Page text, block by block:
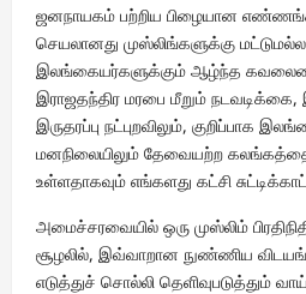
ஜனநாயகம் பற்றிய பிழையான
செயலானது முஸ்லிங்களுக்கு
இலங்கையர்களுக்கும் ஆழ்ந்த கவலையை
இராஜதந்திர மரபை மீறும் நடவடிக்கை,
இருதரப்பு நட்புறவிலும், குறிப்பாக
மனநிலையிலும் தேவையற்ற
உள்ளதாகவும் எங்களது கட்சி
அமைச்சரவையில் ஒரு முஸ்லிம்
சூழலில், இவ்வாறான நுண்ணிய
எடுத்துச் சொல்லி தெளிவுபடுத்தும்